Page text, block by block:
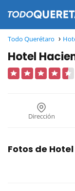
Todo Querétaro
Hotel
Dirección
Fotos de